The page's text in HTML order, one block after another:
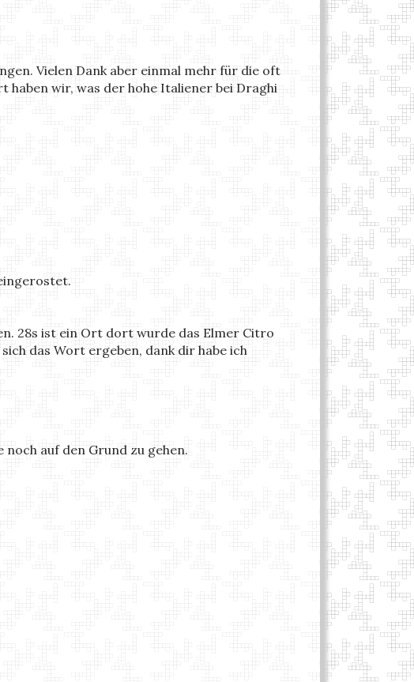
Vielen Dank aber einmal mehr für die oft
wir, was der hohe Italiener bei Draghi
28s ist ein Ort dort wurde das Elmer Citro
das Wort ergeben, dank dir habe ich
auf den Grund zu gehen.